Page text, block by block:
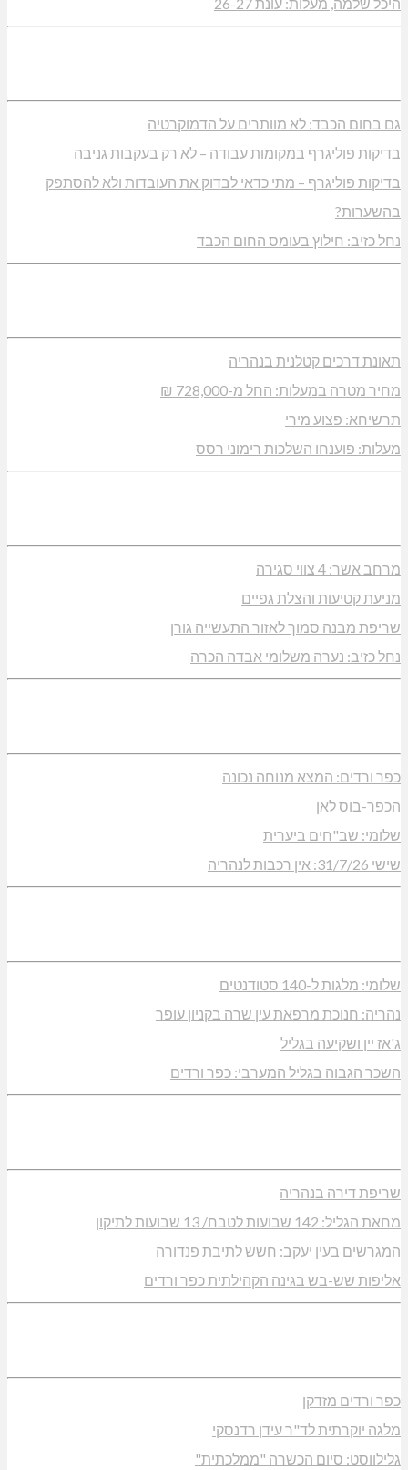
גם בחום הכבד: לא מוותרים על הדמוקרטיה
בדיקות פוליגרף במקומות עבודה – לא רק בעקבות גניבה
בדיקות פוליגרף – מתי כדאי לבדוק את העובדות ולא להסתפק
בהשערות?
נחל כזיב: חילוץ בעומס החום הכבד
תאונת דרכים קטלנית בנהריה
מחיר מטרה במעלות: החל מ-728,000 ₪
תרשיחא: פצוע מירי
מעלות: פוענחו השלכות רימוני רסס
מרחב אשר: 4 צווי סגירה
מניעת קטיעות והצלת גפיים
שריפת מבנה סמוך לאזור התעשייה גורן
נחל כזיב: נערה משלומי אבדה הכרה
כפר ורדים: המצא מנוחה נכונה
הכפר-בוס לאן
שלומי: שב"חים ביערית
שישי 31/7/26: אין רכבות לנהריה
שלומי: מלגות ל-140 סטודנטים
נהריה: חנוכת מרפאת עין שרה בקניון עופר
ג'אז יין ושקיעה בגליל
השכר הגבוה בגליל המערבי: כפר ורדים
שריפת דירה בנהריה
מחאת הגליל: 142 שבועות לטבח/ 13 שבועות לתיקון
המגרשים בעין יעקב: חשש לתיבת פנדורה
אליפות שש-בש בגינה הקהילתית כפר ורדים
כפר ורדים מזדקן
מלגה יוקרתית לד"ר עידן רדנסקי
גלילווסט: סיום הכשרה "ממלכתית"